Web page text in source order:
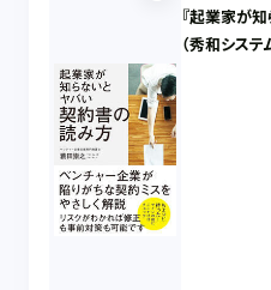
『起業家が
（秀和システ